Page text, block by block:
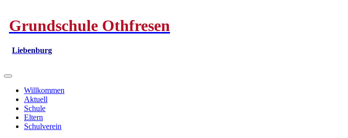
Grundschule Othfresen
Liebenburg
Willkommen
Aktuell
Schule
Eltern
Schulverein